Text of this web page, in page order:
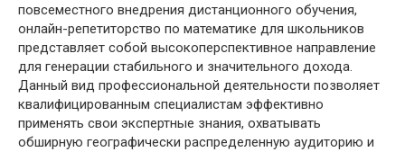
повсеместного внедрения дистанционного обучения,
онлайн-репетиторство по математике для школьников
представляет собой высокоперспективное направление
для генерации стабильного и значительного дохода.
Данный вид профессиональной деятельности позволяет
квалифицированным специалистам эффективно
применять свои экспертные знания, охватывать
обширную географически распределенную аудиторию и